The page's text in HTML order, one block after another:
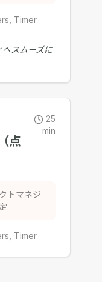
Timer
へスムーズに
点
25
min
トマネジ
Timer